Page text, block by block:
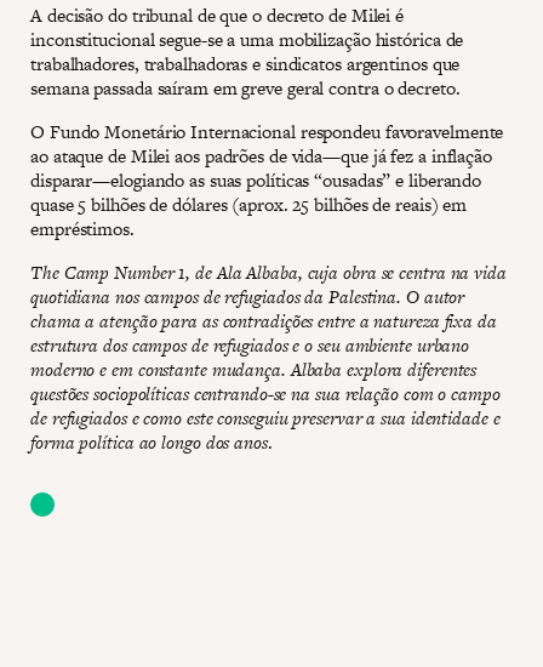
A decisão do tribunal de que o decreto de Milei é
inconstitucional segue-se a uma mobilização histórica de
trabalhadores, trabalhadoras e sindicatos argentinos que
semana passada saíram em greve geral contra o decreto.
O Fundo Monetário Internacional respondeu favoravelmente
ao ataque de Milei aos padrões de vida—que já fez a inflação
disparar—elogiando as suas políticas “ousadas” e liberando
quase 5 bilhões de dólares (aprox. 25 bilhões de reais) em
empréstimos.
The Camp Number 1, de Ala Albaba, cuja obra se centra na vida
quotidiana nos campos de refugiados da Palestina. O autor
chama a atenção para as contradições entre a natureza fixa da
estrutura dos campos de refugiados e o seu ambiente urbano
moderno e em constante mudança. Albaba explora diferentes
questões sociopolíticas centrando-se na sua relação com o campo
de refugiados e como este conseguiu preservar a sua identidade e
forma política ao longo dos anos.